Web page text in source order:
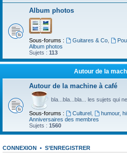
Album photos
Sous-forums : Guitares & Co,
Album photos
Sujets : 113
Autour de la
Autour de la machine à café
bla...bla...bla... les sujets qui
Sous-forums : Culturel, humour,
Anniversaires des membres
Sujets : 1560
CONNEXION • S’ENREGISTRER